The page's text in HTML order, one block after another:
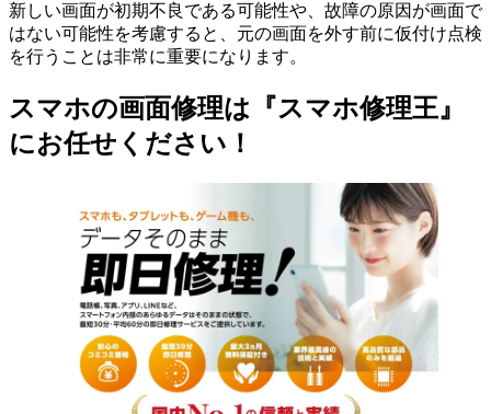
新しい画面が初期不良である可能性や、故障の原因が画面で
はない可能性を考慮すると、元の画面を外す前に仮付け点検
を行うことは非常に重要になります。
スマホの画面修理は『スマホ修理王』
にお任せください！